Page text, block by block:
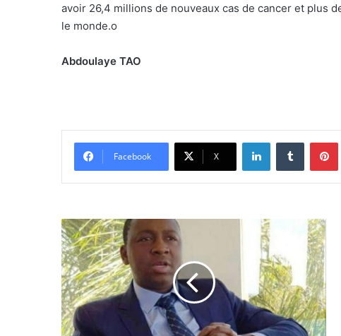
avoir 26,4 millions de nouveaux cas de cancer et plus
le monde.o
Abdoulaye TAO
Facebook X
D
r
B
a
c
h
i
r